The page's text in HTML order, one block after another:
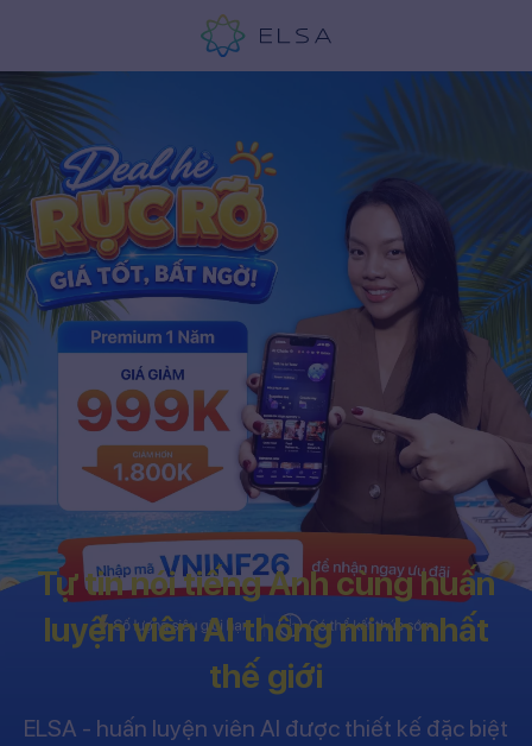
Tự tin nói tiếng Anh cùng huấn
luyện viên AI thông minh nhất
thế giới
ELSA - huấn luyện viên AI được thiết kế đặc biệt